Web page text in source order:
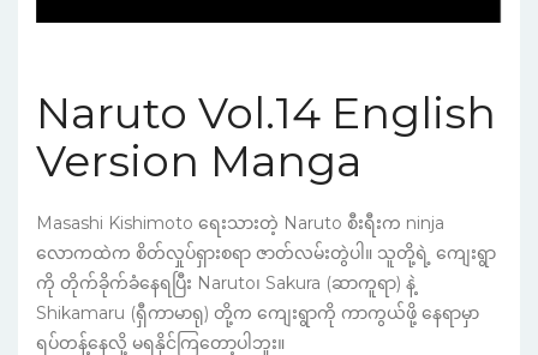
Naruto Vol.14 English
Version Manga
Masashi Kishimoto ရေးသားတဲ့ Naruto စီးရီးက ninja
လောကထဲက စိတ်လှုပ်ရှားစရာ ဇာတ်လမ်းတွဲပါ။ သူတို့ရဲ့ ကျေးရွာ
ကို တိုက်ခိုက်ခံနေရပြီး Naruto၊ Sakura (ဆာကူရာ) နဲ့
Shikamaru (ရှီကာမာရု) တို့က ကျေးရွာကို ကာကွယ်ဖို့ နေရာမှာ
ရပ်တန့်နေလို့ မရနိုင်ကြတော့ပါဘူး။